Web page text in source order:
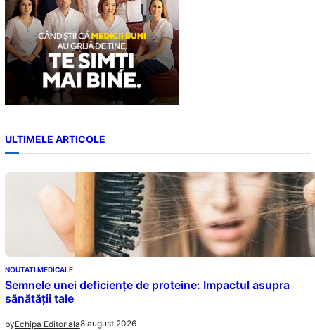
ULTIMELE ARTICOLE
NOUTATI MEDICALE
Semnele unei deficiențe de proteine: Impactul asupra
sănătății tale
byEchipa Editoriala8 august 2026